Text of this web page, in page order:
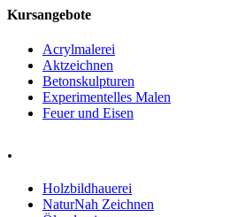
Kursangebote
Acrylmalerei
Aktzeichnen
Betonskulpturen
Experimentelles Malen
Feuer und Eisen
.
Holzbildhauerei
NaturNah Zeichnen